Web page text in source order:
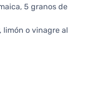
5 granos de
limón o vinagre al